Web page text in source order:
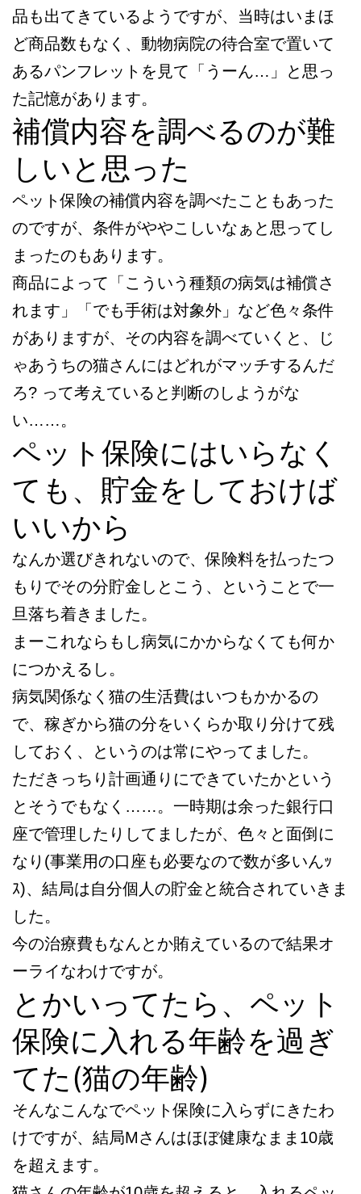
品も出てきているようですが、当時はいまほ
ど商品数もなく、動物病院の待合室で置いて
あるパンフレットを見て「うーん…」と思っ
た記憶があります。
補償内容を調べるのが難
しいと思った
ペット保険の補償内容を調べたこともあった
のですが、条件がややこしいなぁと思ってし
まったのもあります。
商品によって「こういう種類の病気は補償さ
れます」「でも手術は対象外」など色々条件
がありますが、その内容を調べていくと、じ
ゃあうちの猫さんにはどれがマッチするんだ
ろ? って考えていると判断のしようがな
い……。
ペット保険にはいらなく
ても、貯金をしておけば
いいから
なんか選びきれないので、保険料を払ったつ
もりでその分貯金しとこう、ということで一
旦落ち着きました。
まーこれならもし病気にかからなくても何か
につかえるし。
病気関係なく猫の生活費はいつもかかるの
で、稼ぎから猫の分をいくらか取り分けて残
しておく、というのは常にやってました。
ただきっちり計画通りにできていたかという
とそうでもなく……。一時期は余った銀行口
座で管理したりしてましたが、色々と面倒に
なり(事業用の口座も必要なので数が多いんｯ
ｽ)、結局は自分個人の貯金と統合されていきま
した。
今の治療費もなんとか賄えているので結果オ
ーライなわけですが。
とかいってたら、ペット
保険に入れる年齢を過ぎ
てた(猫の年齢)
そんなこんなでペット保険に入らずにきたわ
けですが、結局Mさんはほぼ健康なまま10歳
を超えます。